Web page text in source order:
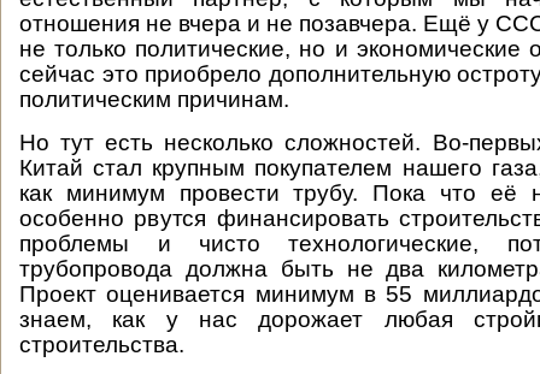
отношения не вчера и не позавчера. Ещё у
не только политические, но и экономические
сейчас это приобрело дополнительную
политическим причинам.
Но тут есть несколько сложностей. Во-
Китай стал крупным покупателем нашего
как минимум провести трубу. Пока что её
особенно рвутся финансировать
проблемы и чисто технологические,
трубопровода должна быть не два
Проект оценивается минимум в 55
знаем, как у нас дорожает любая
строительства.